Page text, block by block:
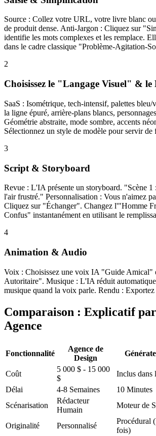
Source : Collez votre URL, votre livre blanc
de produit dense. Anti-Jargon : Cliquez sur
identifie les mots complexes et les remplace.
dans le cadre classique "Problème-Agitation-
2
Choisissez le "Langage Visuel" & le
SaaS : Isométrique, tech-intensif, palettes
la ligne épuré, arrière-plans blancs,
Géométrie abstraite, mode sombre, accents
Sélectionnez un style de modèle pour servir
3
Script & Storyboard
Revue : L'IA présente un storyboard. "Scène 1
l'air frustré." Personnalisation : Vous n'aimez
Cliquez sur "Échanger". Changez l'"Homme
Confus" instantanément en utilisant le
4
Animation & Audio
Voix : Choisissez une voix IA "Guide Amical"
Autoritaire". Musique : L'IA réduit
musique quand la voix parle. Rendu :
Comparaison : Explicatif
Agence
Fonctionnalité
Agence de
Design
Coût
5 000 $ - 15 000
$
Inclus dans
Délai
4-8 Semaines
10 Minutes
Scénarisation
Rédacteur
Humain
Moteur de
Originalité Personnalisé
Procédural
fois)